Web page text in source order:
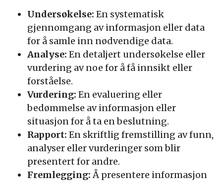
Undersøkelse: En systematisk
gjennomgang av informasjon eller data
for å samle inn nødvendige data.
Analyse: En detaljert undersøkelse eller
vurdering av noe for å få innsikt eller
forståelse.
Vurdering: En evaluering eller
bedømmelse av informasjon eller
situasjon for å ta en beslutning.
Rapport: En skriftlig fremstilling av funn,
analyser eller vurderinger som blir
presentert for andre.
Fremlegging:Å presentere informasjon